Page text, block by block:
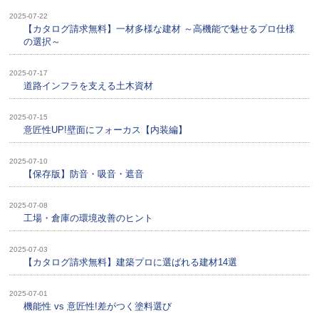
2025-07-22
【カタログ請求無料】一材多様な建材 ～高機能で魅せるプロ仕様
の選択～
2025-07-17
道路インフラを支える土木資材
2025-07-15
意匠性UP!壁面にフォーカス【内装編】
2025-07-10
【保存版】防音・吸音・遮音
2025-07-08
工場・倉庫の環境改善のヒント
2025-07-03
【カタログ請求無料】建築プロに選ばれる建材14選
2025-07-01
機能性 vs 意匠性!差がつく塗料選び